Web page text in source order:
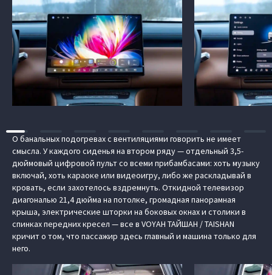
О банальных подогревах с вентиляциями говорить не имеет
смысла. У каждого сиденья на втором ряду — отдельный 3,5-
дюймовый цифровой пульт со всеми прибамбасами: хоть музыку
включай, хоть караоке или видеоигру, либо же раскладывай в
кровать, если захотелось вздремнуть. Откидной телевизор
диагональю 21,4 дюйма на потолке, громадная панорамная
крыша, электрические шторки на боковых окнах и столики в
спинках передних кресел — все в VOYAH ТАЙШАН / TAISHAN
кричит о том, что пассажир здесь главный и машина только для
него.